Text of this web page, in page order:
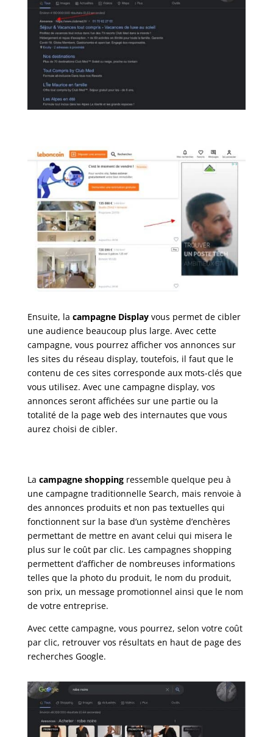
Ensuite, la campagne Displayvous permet de cibler
une audience beaucoup plus large. Avec cette
campagne, vous pourrez afficher vos annonces sur
les sites du réseau display, toutefois, il faut que le
contenu de ces sites corresponde aux mots-clés que
vous utilisez. Avec une campagne display, vos
annonces seront affichées sur une partie ou la
totalité de la page web des internautes que vous
aurez choisi de cibler.
La campagne shoppingressemble quelque peu à
une campagne traditionnelle Search, mais renvoie à
des annonces produits et non pas textuelles qui
fonctionnent sur la base d’un système d’enchères
permettant de mettre en avant celui qui misera le
plus sur le coût par clic. Les campagnes shopping
permettent d’afficher de nombreuses informations
telles que la photo du produit, le nom du produit,
son prix, un message promotionnel ainsi que le nom
de votre entreprise.
Avec cette campagne, vous pourrez, selon votre coût
par clic, retrouver vos résultats en haut de page des
recherches Google.